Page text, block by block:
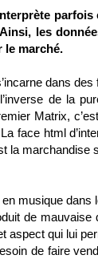
les
le marché.
dans
de la
Matrix,
face html
la marchandise
musique
de
aspect qui lui
de faire